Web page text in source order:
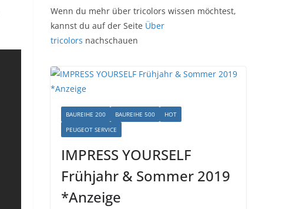
Wenn du mehr über tricolors wissen möchtest,
kannst du auf der Seite Über
tricolors nachschauen
BAUREIHE 200 BAUREIHE 500
HOT
PEUGEOT SERVICE
IMPRESS YOURSELF
Frühjahr & Sommer 2019
*Anzeige